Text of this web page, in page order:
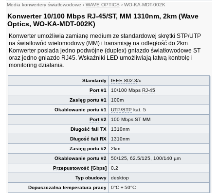
Media konwertery światłowodowe ›WAVE OPTICS ›WO-KA-MDT-002K
Konwerter 10/100 Mbps RJ-45/ST, MM 1310nm, 2km (Wave
Optics, WO-KA-MDT-002K)
Konwerter umożliwia zamianę medium ze standardowej skrętki STP/UTP
na światłowód wielomodowy (MM) i transmisję na odległość do 2km.
Konwerter posiada jedno podwójne (duplex) gniazdo światłowodowe ST
oraz jedno gniazdo RJ45. Wskaźniki LED umożliwiają łatwą kontrolę i
monitoring działania.
Standardy IEEE 802.3/u
Port#1 10/100 MbpsRJ-45
Zasięg portu #1
100m
Okablowanie portu #1
UTP/STP kat. 5
Port#2
100 Mbps ST MM
Długość fali TX
1310nm
Długość fali RX
1310nm
Zasięg portu #2
2km
Okablowanie portu #2
50/125, 62.5/125, 100/140 µm
Przepustowość [Gbps]
0,2
Typ obudowy
desktop
Dopuszczalna temperatura pracy
0°C ÷ 50°C